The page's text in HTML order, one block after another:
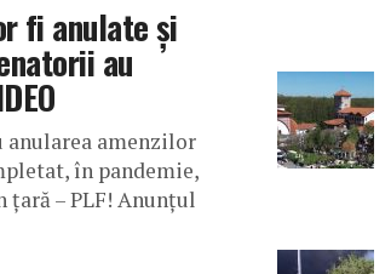
fi anulate și
au
amenzilor
în pandemie,
– PLF! Anunțul